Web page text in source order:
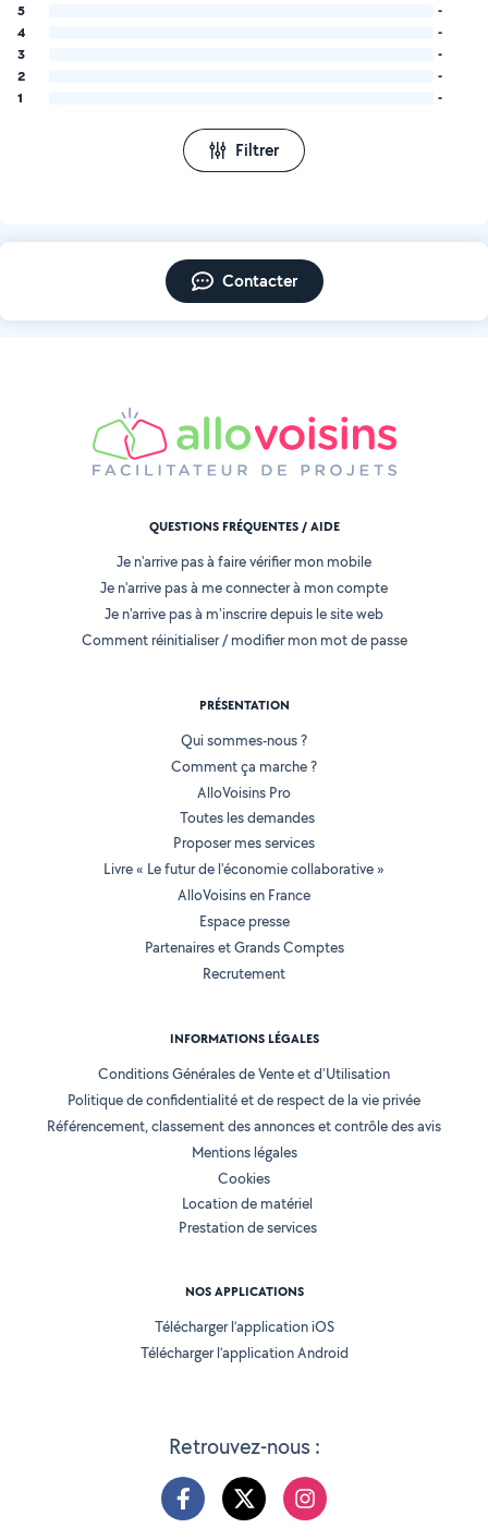
5
-
4
-
3
-
2
-
1
-
Filtrer
Contacter
Retrouvez-nous :
QUESTIONS FRÉQUENTES / AIDE
Je n'arrive pas à faire vérifier mon mobile
Je n'arrive pas à me connecter à mon compte
Je n'arrive pas à m'inscrire depuis le site web
Comment réinitialiser / modifier mon mot de passe
PRÉSENTATION
Qui sommes-nous ?
Comment ça marche ?
AlloVoisins Pro
Toutes les demandes
Proposer mes services
Livre « Le futur de l'économie collaborative »
AlloVoisins en France
Espace presse
Partenaires et Grands Comptes
Recrutement
INFORMATIONS LÉGALES
Conditions Générales de Vente et d'Utilisation
Politique de confidentialité et de respect de la vie privée
Référencement, classement des annonces et contrôle des avis
Mentions légales
Cookies
Location de matériel
Prestation de services
NOS APPLICATIONS
Télécharger l’application iOS
Télécharger l’application Android